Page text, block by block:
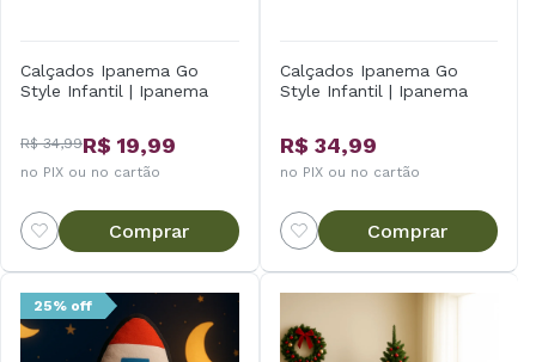
Calçados Ipanema Go
Style Infantil | Ipanema
R$ 34,99R$ 19,99
no PIX ou no cartão
Comprar
Calçados Ipanema Go
Style Infantil | Ipanema
R$ 34,99
no PIX ou no cartão
Comprar
25% off